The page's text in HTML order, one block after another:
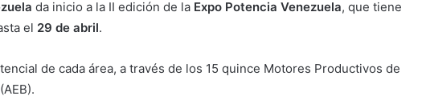
da inicio a la II edición de la Expo Potencia Venezuela, que tiene
el 29 de abril.
de cada área, a través de los 15 quince Motores Productivos de
(AEB).